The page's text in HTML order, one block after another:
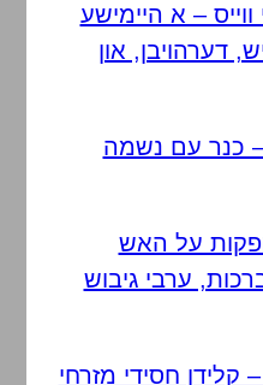
– א היימישע
דערהויבן, און
– כנר עם נשמה
על האש
ערבי גיבוש
קלידן חסידי מזרחי